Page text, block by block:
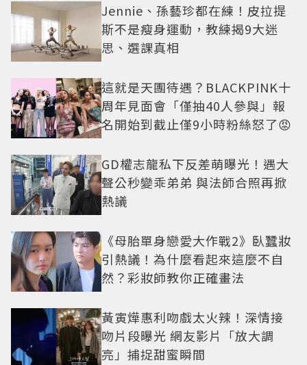
Jennie、孫藝珍都在練！皮拉提
斯不是瘦身運動，教練揭9大迷
思、選課真相
這就是天團待遇？BLACKPINK十
周年見面會「僅抽40人參與」報
名開始到截止僅9小時粉絲怒了😡
GD權志龍私下反差萌曝光！遇大
聲公秒變乖弟弟 與法師合照再掀
熱議
《母胎單身戀愛大作戰2》臥蠶妝
引熱議！為什麼看起來這麼不自
然？彩妝師教你正確畫法
黃寅燁惠利吻戲太火辣！深情接
吻片段曝光 網友影片「放大調
亮」捕捉甜蜜瞬間